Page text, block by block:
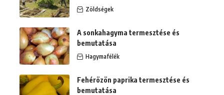
Zöldségek
A sonkahagyma termesztése és
bemutatása
Hagymafélék
Fehérözön paprika termesztése és
bemutatása